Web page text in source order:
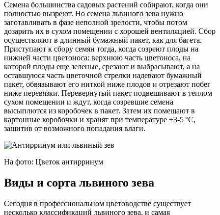
Семена большинства садовых растений собирают, когда они
полностью вызреют. Но семена львиного зева нужно
заготавливать в фазе неполной зрелости, чтобы потом
дозарить их в сухом помещении с хорошей вентиляцией. Сбор
осуществляют в длинный бумажный пакет, как для багета.
Приступают к сбору семян тогда, когда созреют плоды на
нижней части цветоноса: верхнюю часть цветоноса, на
которой плоды еще зеленые, срезают и выбрасывают, а на
оставшуюся часть цветочной стрелки надевают бумажный
пакет, обвязывают его ниткой ниже плодов и отрезают побег
ниже перевязки. Перевернутый пакет подвешивают в теплом
сухом помещении и ждут, когда созревшие семена
высыплются из коробочек в пакет. Затем их помещают в
картонные коробочки и хранят при температуре +3-5 ºC,
защитив от возможного попадания влаги.
На фото: Цветок антирринум
Виды и сорта львиного зева
Сегодня в профессиональном цветоводстве существует
несколько классификаций львиного зева, и самая